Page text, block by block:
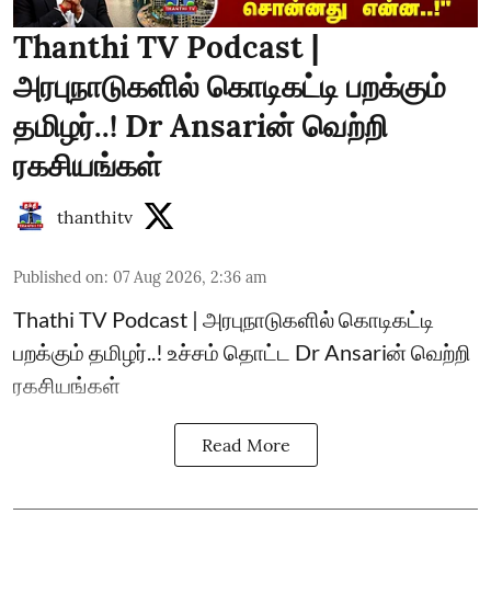
Thanthi TV Podcast |
அரபுநாடுகளில் கொடிகட்டி பறக்கும்
தமிழர்..! Dr Ansariன் வெற்றி
ரகசியங்கள்
thanthitv
Published on: 07 Aug 2026, 2:36 am
Thathi TV Podcast | அரபுநாடுகளில் கொடிகட்டி
பறக்கும் தமிழர்..! உச்சம் தொட்ட Dr Ansariன் வெற்றி
ரகசியங்கள்
Read More